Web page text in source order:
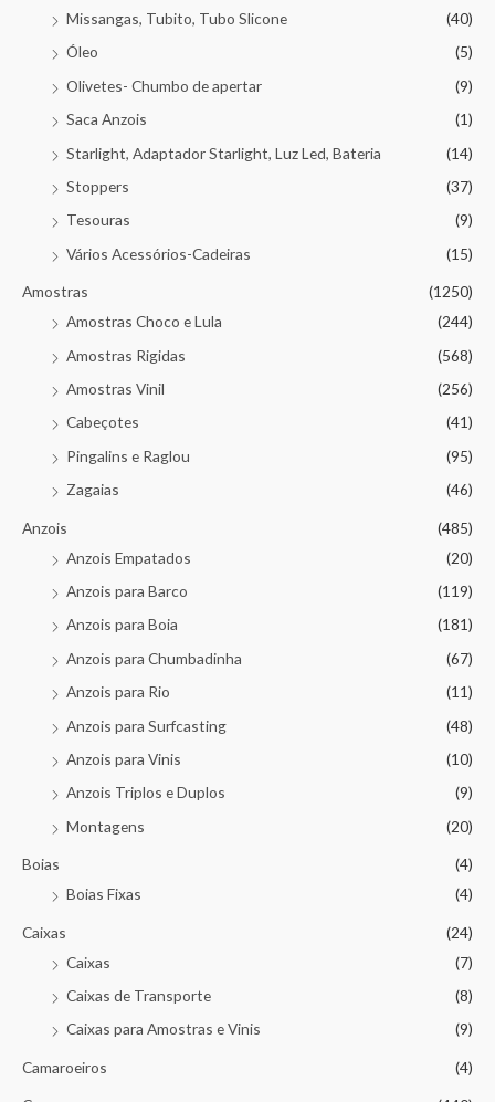
Missangas, Tubito, Tubo Slicone
(40)
Óleo
(5)
Olivetes- Chumbo de apertar
(9)
Saca Anzois
(1)
Starlight, Adaptador Starlight, Luz Led, Bateria
(14)
Stoppers
(37)
Tesouras
(9)
Vários Acessórios-Cadeiras
(15)
Amostras
(1250)
Amostras Choco e Lula
(244)
Amostras Rigidas
(568)
Amostras Vinil
(256)
Cabeçotes
(41)
Pingalins e Raglou
(95)
Zagaias
(46)
Anzois
(485)
Anzois Empatados
(20)
Anzois para Barco
(119)
Anzois para Boia
(181)
Anzois para Chumbadinha
(67)
Anzois para Rio
(11)
Anzois para Surfcasting
(48)
Anzois para Vinis
(10)
Anzois Triplos e Duplos
(9)
Montagens
(20)
Boias
(4)
Boias Fixas
(4)
Caixas
(24)
Caixas
(7)
Caixas de Transporte
(8)
Caixas para Amostras e Vinis
(9)
Camaroeiros (4)